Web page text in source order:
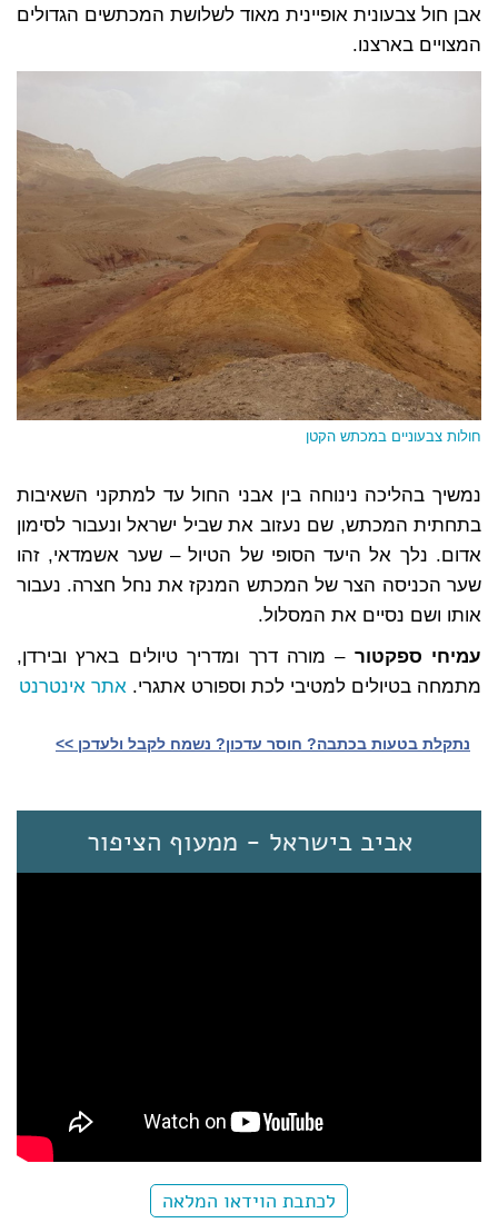
אבן חול צבעונית אופיינית מאוד לשלושת המכתשים הגדולים
המצויים בארצנו.
חולות צבעוניים במכתש הקטן
נמשיך בהליכה נינוחה בין אבני החול עד למתקני השאיבות
בתחתית המכתש, שם נעזוב את שביל ישראל ונעבור לסימון
אדום. נלך אל היעד הסופי של הטיול – שער אשמדאי, זהו
שער הכניסה הצר של המכתש המנקז את נחל חצרה. נעבור
אותו ושם נסיים את המסלול.
עמיחי ספקטור – מורה דרך ומדריך טיולים בארץ ובירדן,
מתמחה בטיולים למטיבי לכת וספורט אתגרי. אתר אינטרנט
נתקלת בטעות בכתבה? חוסר עדכון? נשמח לקבל ולעדכן >>‎
אביב בישראל - ממעוף הציפור
לכתבת הוידאו המלאה